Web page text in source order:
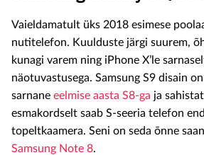
Vaieldamatult üks 2018 esimese
nutitelefon. Kuulduste järgi suurem,
kunagi varem ning iPhone X’le
näotuvastusega. Samsung S9 disain
sarnane eelmise aasta S8-ga ja
esmakordselt saab S-seeria telefon
topeltkaamera. Seni on seda õnne
Samsung Note 8.